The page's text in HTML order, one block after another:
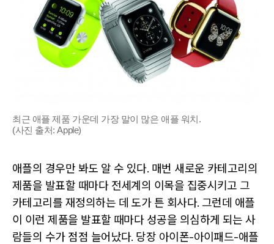
최근 애플 제품 가운데 가장 말이 많은 애플 워치.
(사진 출처: Apple)
애플의 경우만 봐도 알 수 있다. 매번 새로운 카테고리의
제품을 발표할 때마다 전세계의 이목을 집중시키고 그
카테고리를 재정의하는 데 도가 튼 회사다. 그런데 애플
이 이런 제품을 발표할 때마다 성공을 의심하게 되는 사
람들의 수가 점점 늘어났다. 당장 아이폰-아이패드-애플